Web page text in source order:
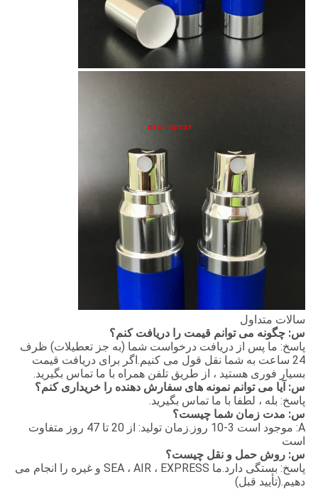
سالات متداول
س: چگونه می توانم قیمت را دریافت کنم؟
پاسخ: ما پس از دریافت درخواست شما (به جز تعطیلات) ظرف
24 ساعت به شما نقل قول می کنیم.اگر برای دریافت قیمت
بسیار فوری هستید ، از طریق تلفن همراه با ما تماس بگیرید.
س: آیا می توانم نمونه های سفارش دهنده را خریداری کنم؟
پاسخ: بله ، لطفا با ما تماس بگیرید.
س: مدت زمان شما چیست؟
A: موجود است 3-10 روز.زمان تولید: از 20 تا 47 روز متفاوت
است
س: روش حمل و نقل چیست؟
پاسخ: بستگی دارد.ما SEA ، AIR ، EXPRESS و غیره را انجام می
دهیم.(تأیید قبل)